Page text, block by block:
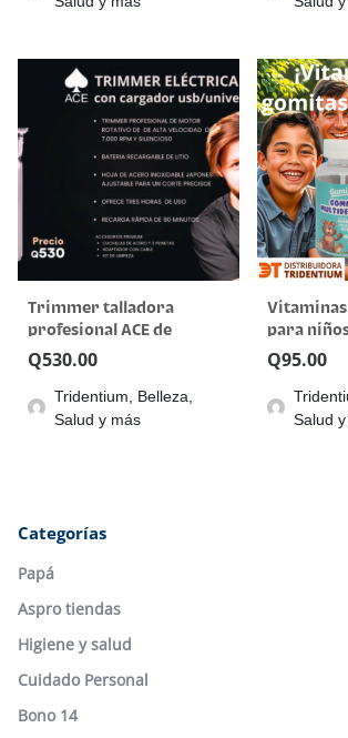
Categorías
Papá
Aspro tiendas
Higiene y salud
Cuidado Personal
Bono 14
Trimmer talladora
profesional ACE de
Stylecraft
Q530.00
Tridentium, Belleza,
Salud y más
para
Q95.00
Salud